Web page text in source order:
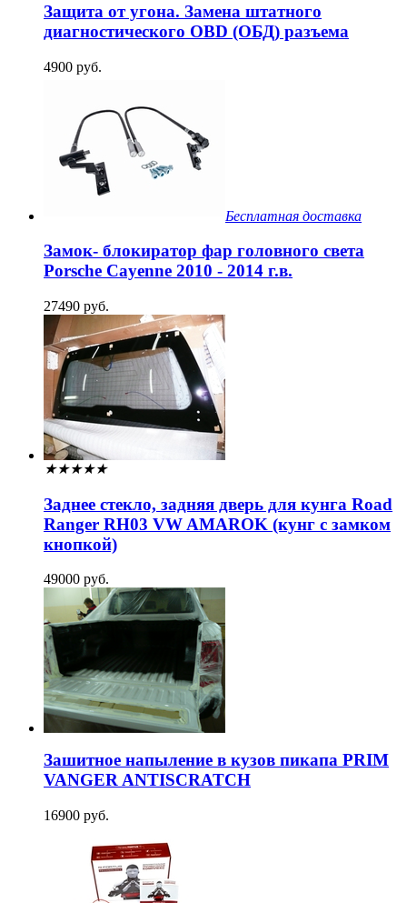
Защита от угона. Замена штатного
диагностического OBD (ОБД) разъема
4900 руб.
Бесплатная доставка
Замок- блокиратор фар головного света
Porsche Cayenne 2010 - 2014 г.в.
27490 руб.
★★★★★
Заднее стекло, задняя дверь для кунга Road
Ranger RH03 VW AMAROK (кунг с замком
кнопкой)
49000 руб.
Зашитное напыление в кузов пикапа PRIM
VANGER ANTISCRATCH
16900 руб.